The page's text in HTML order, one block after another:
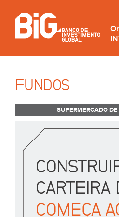
FUNDOS
SUPERMERCADO